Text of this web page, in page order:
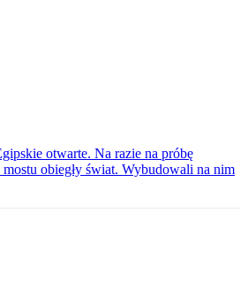
otwarte. Na razie na próbę
obiegły świat. Wybudowali na nim